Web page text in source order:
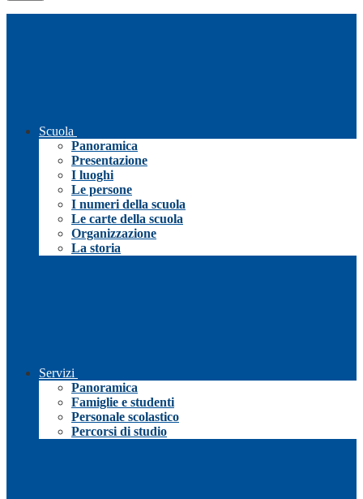
Scuola
Panoramica
Presentazione
I luoghi
Le persone
I numeri della scuola
Le carte della scuola
Organizzazione
La storia
Servizi
Panoramica
Famiglie e studenti
Personale scolastico
Percorsi di studio